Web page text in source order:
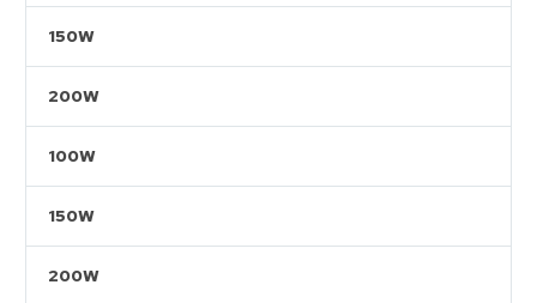
150W
200W
100W
150W
200W